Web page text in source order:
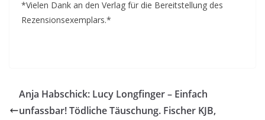
*Vielen Dank an den Verlag für die Bereitstellung des
Rezensionsexemplars.*
Anja Habschick: Lucy Longfinger – Einfach
unfassbar! Tödliche Täuschung. Fischer KJB,